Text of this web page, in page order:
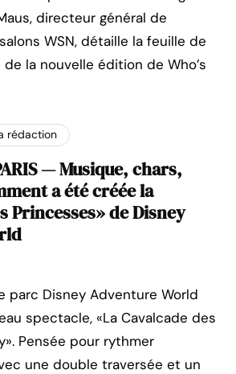
directeur général de
WSN, détaille la feuille de
la nouvelle édition de Who’s
rédaction
— Musique, chars,
a été créée la
Princesses» de Disney
parc Disney Adventure World
spectacle, «La Cavalcade des
Pensée pour rythmer
une double traversée et un